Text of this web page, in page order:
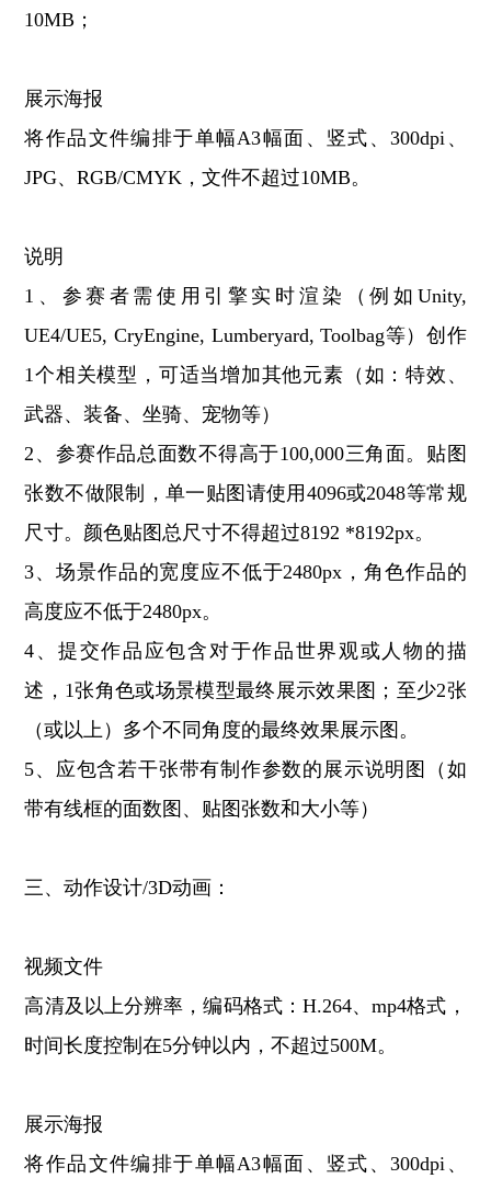
10MB；
展示海报
将作品文件编排于单幅A3幅面、竖式、300dpi、
JPG、RGB/CMYK，文件不超过10MB。
说明
1、参赛者需使用引擎实时渲染（例如Unity,
UE4/UE5, CryEngine, Lumberyard, Toolbag等）创作
1个相关模型，可适当增加其他元素（如：特效、
武器、装备、坐骑、宠物等）
2、参赛作品总面数不得高于100,000三角面。贴图
张数不做限制，单一贴图请使用4096或2048等常规
尺寸。颜色贴图总尺寸不得超过8192 *8192px。
3、场景作品的宽度应不低于2480px，角色作品的
高度应不低于2480px。
4、提交作品应包含对于作品世界观或人物的描
述，1张角色或场景模型最终展示效果图；至少2张
（或以上）多个不同角度的最终效果展示图。
5、应包含若干张带有制作参数的展示说明图（如
带有线框的面数图、贴图张数和大小等）
三、动作设计/3D动画：
视频文件
高清及以上分辨率，编码格式：H.264、mp4格式，
时间长度控制在5分钟以内，不超过500M。
展示海报
将作品文件编排于单幅A3幅面、竖式、300dpi、